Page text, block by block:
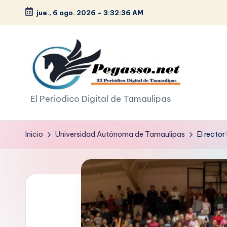
Saltar
contenido
jue., 6 ago. 2026 - 3:32:37 AM
p
e
g
El Periodico Digital de Tamaulipas
Inicio Universidad Autónoma de Tamaulipas El